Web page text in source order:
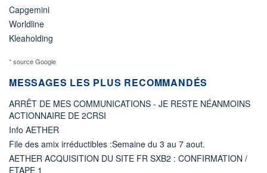
Capgemini
Worldline
Kleaholding
* source Google
MESSAGES LES PLUS RECOMMANDÉS
ARRÊT DE MES COMMUNICATIONS - JE RESTE NÉANMOINS
ACTIONNAIRE DE 2CRSI
Info AETHER
File des amix irréductibles :Semaine du 3 au 7 aout.
AETHER ACQUISITION DU SITE FR SXB2 : CONFIRMATION /
ETAPE 1